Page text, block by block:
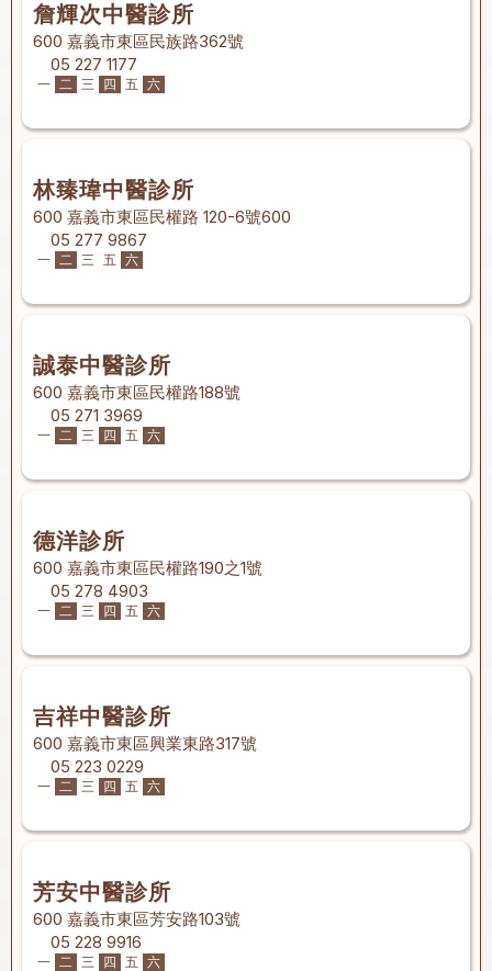
詹輝次中醫診所
600 嘉義市東區民族路362號
05 227 1177
一 二 三 四 五 六
林臻瑋中醫診所
600 嘉義市東區民權路 120-6號600
05 277 9867
一 二 三 五 六
誠泰中醫診所
600 嘉義市東區民權路188號
05 271 3969
一 二 三 四 五 六
德洋診所
600 嘉義市東區民權路190之1號
05 278 4903
一 二 三 四 五 六
吉祥中醫診所
600 嘉義市東區興業東路317號
05 223 0229
一 二 三 四 五 六
芳安中醫診所
600 嘉義市東區芳安路103號
05 228 9916
一 二 三 四 五 六